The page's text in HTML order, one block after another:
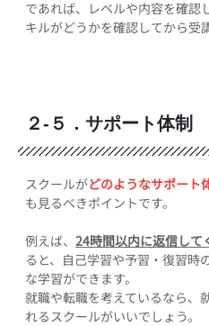
であれば、レベルや内容を確認
キルがどうかを確認してから受
２-５．サポート体制
スクールがどのようなサポート
も見るべきポイントです。
例えば、 24時間以内に返信して
ると、自己学習や予習・復習時
な学習ができます。
就職や転職を考えているなら、
れるスクールがいいでしょう。